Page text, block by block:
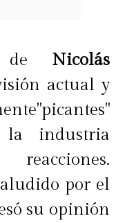
de Nicolás
actual y
la industria
por el
su opinión